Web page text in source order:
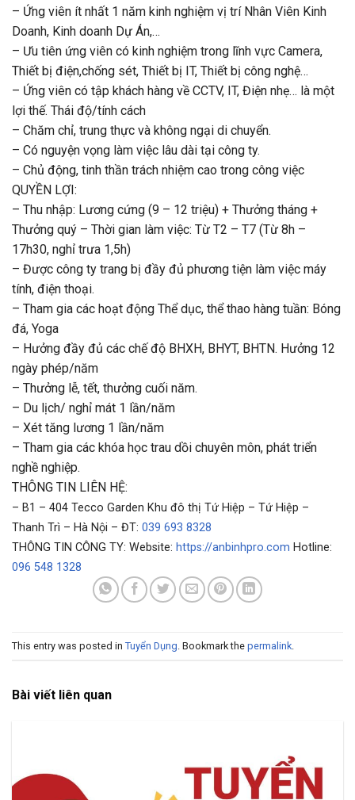
– Ứng viên ít nhất 1 năm kinh nghiệm vị trí Nhân Viên Kinh
Doanh, Kinh doanh Dự Án,…
– Ưu tiên ứng viên có kinh nghiệm trong lĩnh vực Camera,
Thiết bị điện,chống sét, Thiết bị IT, Thiết bị công nghệ…
– Ứng viên có tập khách hàng về CCTV, IT, Điện nhẹ… là một
lợi thế. Thái độ/tính cách
– Chăm chỉ, trung thực và không ngại di chuyển.
– Có nguyện vọng làm việc lâu dài tại công ty.
– Chủ động, tinh thần trách nhiệm cao trong công việc
QUYỀN LỢI:
– Thu nhập: Lương cứng (9 – 12 triệu) + Thưởng tháng +
Thưởng quý – Thời gian làm việc: Từ T2 – T7 (Từ 8h –
17h30, nghỉ trưa 1,5h)
– Được công ty trang bị đầy đủ phương tiện làm việc máy
tính, điện thoại.
– Tham gia các hoạt động Thể dục, thể thao hàng tuần: Bóng
đá, Yoga
– Hưởng đầy đủ các chế độ BHXH, BHYT, BHTN. Hưởng 12
ngày phép/năm
– Thưởng lễ, tết, thưởng cuối năm.
– Du lịch/ nghỉ mát 1 lần/năm
– Xét tăng lương 1 lần/năm
– Tham gia các khóa học trau dồi chuyên môn, phát triển
nghề nghiệp.
THÔNG TIN LIÊN HỆ:
– B1 – 404 Tecco Garden Khu đô thị Tứ Hiệp – Tứ Hiệp –
Thanh Trì – Hà Nội – ĐT: 039 693 8328
THÔNG TIN CÔNG TY: Website: https://anbinhpro.com Hotline:
096 548 1328
This entry was posted in Tuyển Dụng . Bookmark the permalink
Bài viết liên quan